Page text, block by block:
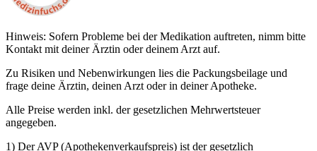
Hinweis: Sofern Probleme bei der Medikation auftreten, nimm bitte
Kontakt mit deiner Ärztin oder deinem Arzt auf.
Zu Risiken und Nebenwirkungen lies die Packungsbeilage und
frage deine Ärztin, deinen Arzt oder in deiner Apotheke.
Alle Preise werden inkl. der gesetzlichen Mehrwertsteuer
angegeben.
1) Der AVP (Apothekenverkaufspreis) ist der gesetzlich